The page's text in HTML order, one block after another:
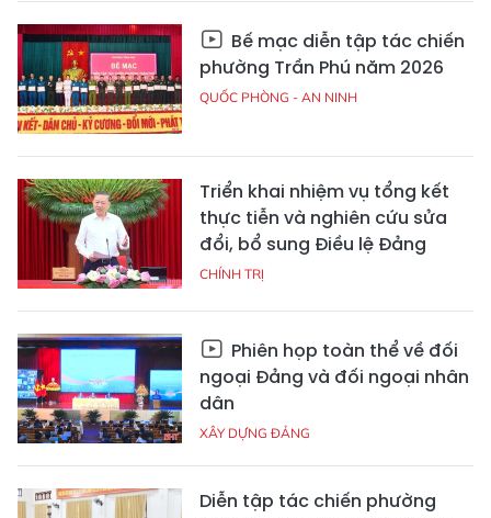
Bế mạc diễn tập tác chiến
phường Trần Phú năm 2026
QUỐC PHÒNG - AN NINH
Triển khai nhiệm vụ tổng kết
thực tiễn và nghiên cứu sửa
đổi, bổ sung Điều lệ Đảng
CHÍNH TRỊ
Phiên họp toàn thể về đối
ngoại Đảng và đối ngoại nhân
dân
XÂY DỰNG ĐẢNG
Diễn tập tác chiến phường